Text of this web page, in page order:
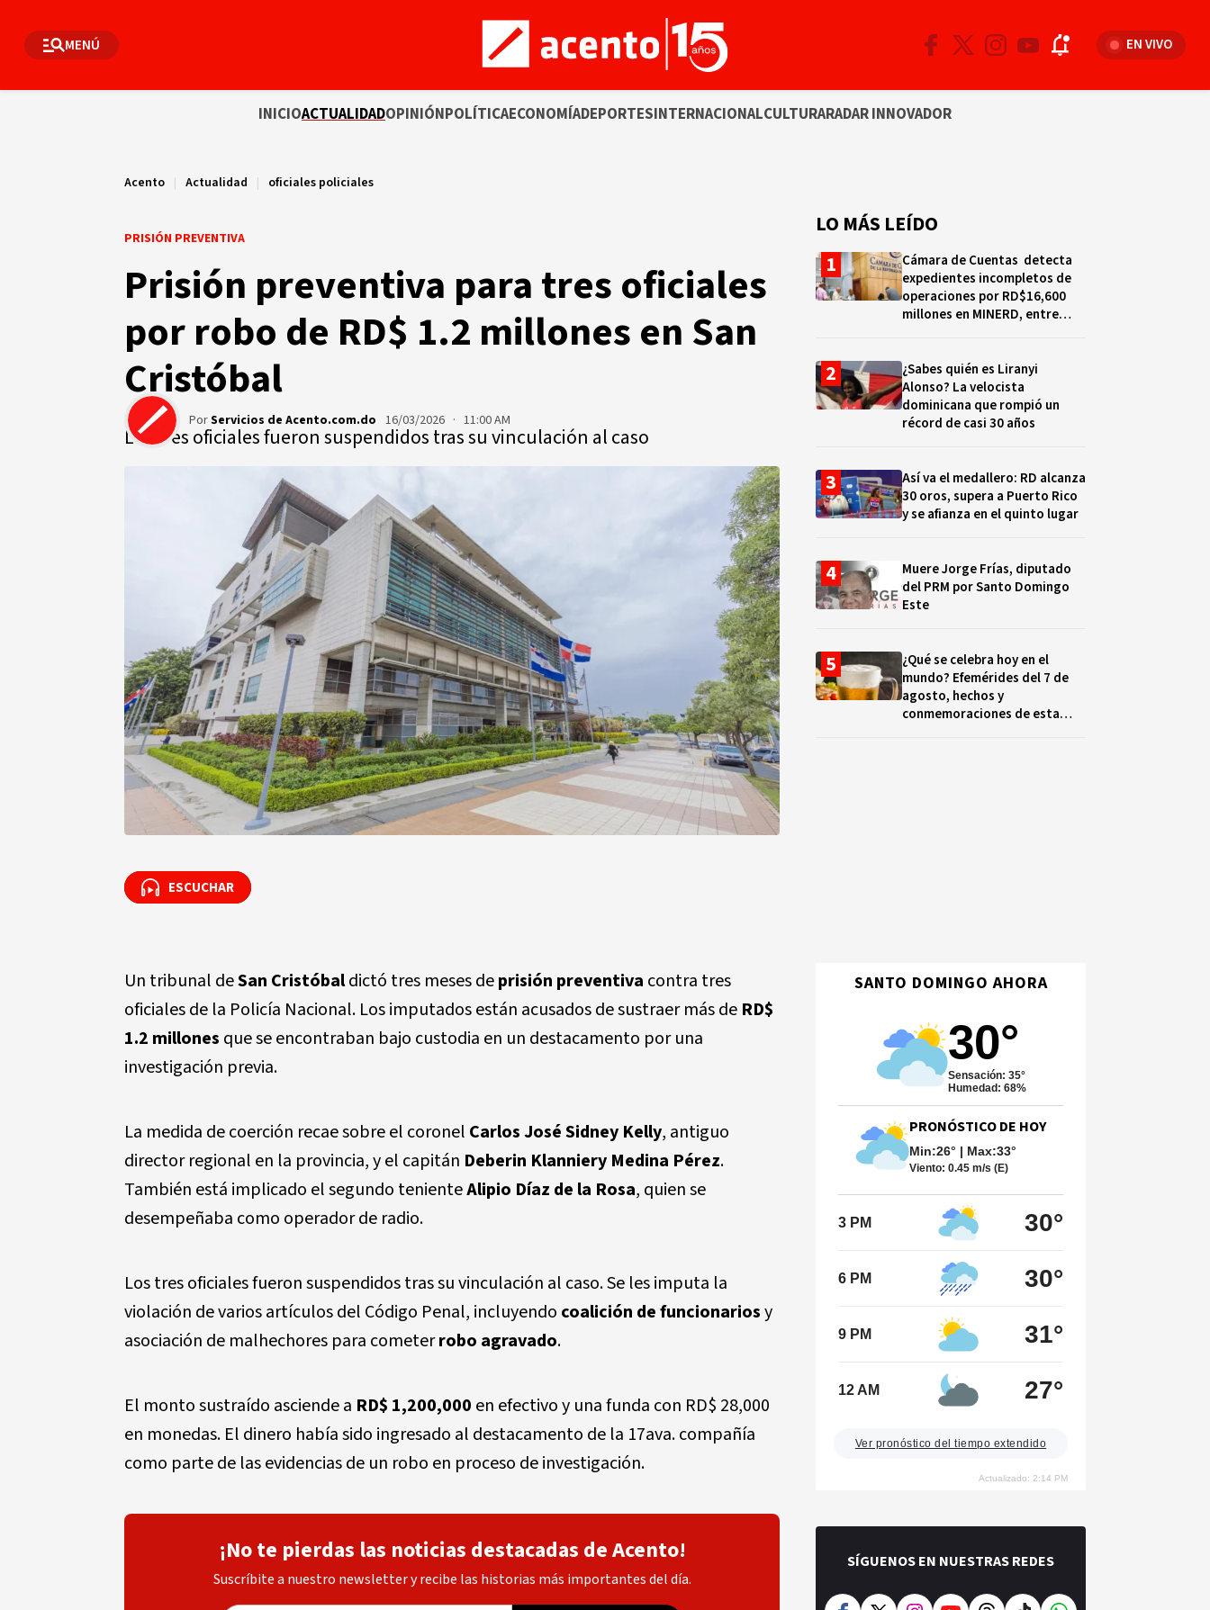
MENÚ EN VIVO
INICIOACTUALIDADOPINIÓNPOLÍTICAECONOMÍADEPORTESINTERNACIONALCULTURARADAR INNOVADOR
Acento | Actualidad | oficiales policiales
PRISIÓN PREVENTIVA
Prisión preventiva para tres oficiales
por robo de RD$ 1.2 millones en San
Cristóbal
Los tres oficiales fueron suspendidos tras su vinculación al caso
PorServicios de Acento.com.do 16/03/2026 · 11:00 AM
ESCUCHAR
ESCUCHAR
Un tribunal deSan Cristóbaldictó tres meses deprisión preventiva contra tres
oficiales de la Policía Nacional. Los imputados están acusados de sustraer más de RD$
1.2 millones que se encontraban bajo custodia en un destacamento por una
investigación previa.
La medida de coerción recae sobre el coronel Carlos José Sidney Kelly, antiguo
director regional en la provincia, y el capitán Deberin Klanniery Medina Pérez.
También está implicado el segundo tenienteAlipio Díaz de la Rosa, quien se
desempeñaba como operador de radio.
Los tres oficiales fueron suspendidos tras su vinculación al caso. Se les imputa la
violación de varios artículos del Código Penal, incluyendo coalición de funcionariosy
asociación de malhechores para cometerrobo agravado.
El monto sustraído asciende a RD$ 1,200,000 en efectivo y una funda con RD$ 28,000
en monedas. El dinero había sido ingresado al destacamento de la 17ava. compañía
como parte de las evidencias de un robo en proceso de investigación.
¡No te pierdas las noticias destacadas de Acento!
Suscríbite a nuestro newsletter y recibe las historias más importantes del día.
LO MÁS LEÍDO
Cámara de Cuentas detecta
expedientes incompletos de
operaciones por RD$16,600
millones en MINERD, entre
¿Sabes quién es Liranyi
Alonso? La velocista
dominicana que rompió un
récord de casi 30 años
Así va el medallero: RD alcanza
30 oros, supera a Puerto Rico
y se afianza en el quinto lugar
Muere Jorge Frías, diputado
del PRM por Santo Domingo
Este
¿Qué se celebra hoy en el
mundo? Efemérides del 7 de
agosto, hechos y
conmemoraciones de esta
SANTO DOMINGO AHORA
30°
Sensación: 35°
Humedad: 68%
PRONÓSTICO DE HOY
Min:26° | Max:33°
Viento: 0.45 m/s (E)
3 PM 30°
6 PM 30°
9 PM 31°
12 AM 27°
Ver pronóstico del tiempo extendido
Actualizado: 2:14 PM
SÍGUENOS EN NUESTRAS REDES